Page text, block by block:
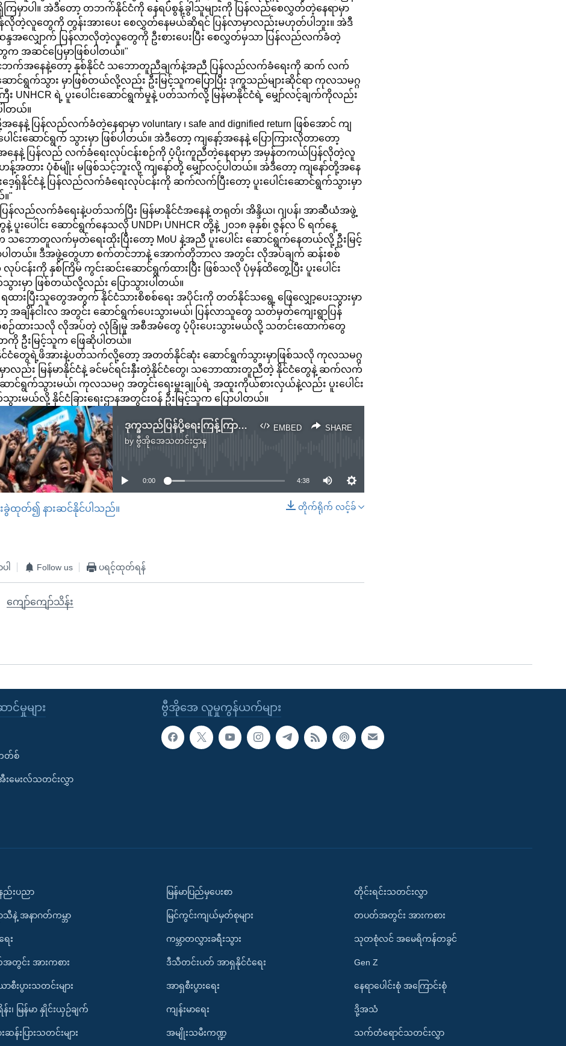
ြမှာပါ။ အဲဒီတော့ တဘက်နိုင်ငံကို နေရပ်စွန့်ခွါသူများကို ပြန်လည်စေလွှတ်တဲ့နေရာမှာ
န်လိုတဲ့လူတွေကို တွန်းအားပေး စေလွှတ်နေမယ်ဆိုရင် ပြန်လာမှာလည်းမဟုတ်ပါဘူး။ အဲဒီ
န္ဒအလျှောက် ပြန်လာလိုတဲ့လူတွေကို ဦးစားပေးပြီး စေလွှတ်မှသာ ပြန်လည်လက်ခံတဲ့
က အဆင်ပြေမှာဖြစ်ပါတယ်။"
င်ငံဘက်အနေနဲ့တော့ နှစ်နိုင်ငံ သဘောတူညီချက်နဲ့အညီ ပြန်လည်လက်ခံရေးကို ဆက် လက်
ဆောင်ရွက်သွား မှာဖြစ်တယ်လို့လည်း ဦးမြင့်သူကပြောပြီး ဒုက္ခသည်များဆိုင်ရာ ကုလသမဂ္ဂ
ြီး UNHCR ရဲ့ ပူးပေါင်းဆောင်ရွက်မှုနဲ့ ပတ်သက်လို့ မြန်မာနိုင်ငံရဲ့ မျှော်လင့်ချက်ကိုလည်း
ါတယ်။
နေနဲ့ ပြန်လည်လက်ခံတဲ့နေရာမှာ voluntary ၊ safe and dignified return ဖြစ်အောင် ကျ
ေါင်းဆောင်ရွက် သွားမှာ ဖြစ်ပါတယ်။ အဲဒီတော့ ကျနော့်အနေနဲ့ ပြောကြားလိုတာတော့
အနေနဲ့ ပြန်လည် လက်ခံရေးလုပ်ငန်းစဉ်ကို ပံ့ပိုးကူညီတဲ့နေရာမှာ အမှန်တကယ်ပြန်လိုတဲ့လူ
အတား ပုံစံမျိုး မဖြစ်သင့်ဘူးလို့ ကျနော်တို့ မျှော်လင့်ပါတယ်။ အဲဒီတော့ ကျနော်တို့အနေ
ဒေ့ရှ်နိုင်ငံနဲ့ ပြန်လည်လက်ခံရေးလုပ်ငန်းကို ဆက်လက်ပြီးတော့ ပူးပေါင်းဆောင်ရွက်သွားမှာ
။"
ြန်လည်လက်ခံရေးနဲ့ပတ်သက်ပြီး မြန်မာနိုင်ငံအနေနဲ့ တရုတ်၊ အိန္ဒိယ၊ ဂျပန်၊ အာဆီယံအဖွဲ့
ပူးပေါင်း ဆောင်ရွက်နေသလို UNDP၊ UNHCR တို့နဲ့ ၂၀၁၈ ခုနှစ်၊ ဇွန်လ ၆ ရက်နေ့
ဘောတူလက်မှတ်ရေးထိုးပြီးတော့ MoU နဲ့အညီ ပူးပေါင်း ဆောင်ရွက်နေတယ်လို့ ဦးမြင့်
ပါတယ်။ ဒီအဖွဲ့တွေဟာ စက်တင်ဘာနဲ့ အောက်တိုဘာလ အတွင်း လိုအပ်ချက် ဆန်းစစ်
ငန်းကို နှစ်ကြိမ် ကွင်းဆင်းဆောင်ရွက်ထားပြီး ဖြစ်သလို ပုံမှန်ထိတွေ့ပြီး ပူးပေါင်း
ားမှာ ဖြစ်တယ်လို့လည်း ပြောသွားပါတယ်။
ရထားပြီးသူတွေအတွက် နိုင်ငံသားစိစစ်ရေး အပိုင်းကို တတ်နိုင်သရွေ့ ဖြေလျှော့ပေးသွားမှာ
ော့ အချိန်ငါးလ အတွင်း ဆောင်ရွက်ပေးသွားမယ်၊ ပြန်လာသူတွေ သတ်မှတ်ကျေးရွာပြန်
စဉ်ထားသလို လိုအပ်တဲ့ လုံခြုံမှု အစီအမံတွေ ပံ့ပိုးပေးသွားမယ်လို့ သတင်းထောက်တွေ
တာကို ဦးမြင့်သူက ဖြေဆိုပါတယ်။
င်ငံတွေရဲ့ဖိအားနဲ့ပတ်သက်လို့တော့ အတတ်နိုင်ဆုံး ဆောင်ရွက်သွားမှာဖြစ်သလို ကုလသမဂ္ဂ
မှာလည်း မြန်မာနိုင်ငံနဲ့ ခင်မင်ရင်းနှီးတဲ့နိုင်ငံတွေ၊ သဘောထားတူညီတဲ့ နိုင်ငံတွေနဲ့ ဆက်လက်
ဆောင်ရွက်သွားမယ်၊ ကုလသမဂ္ဂ အတွင်းရေးမှူးချုပ်ရဲ့ အထူးကိုယ်စားလှယ်နဲ့လည်း ပူးပေါင်း
ားမယ်လို့ နိုင်ငံခြားရေးဌာနအတွင်းဝန် ဦးမြင့်သူက ပြောပါတယ်။
EMBED SHARE
ဒုက္ခသည်ပြန်ပို့ရေးကြန့်ကြာမှု ဘင်္ဂလားဒေ့ရ်ှကို မြန်မာအပြစ်တင်
byဗွီအိုအေသတင်းဌာန
SHARE
No media source currently available
0:00 4:38
တိုက်ရိုက် လင့်ခ်
းခွဲထုတ်၍ နားဆင်နိုင်ပါသည်။
ါ Follow us ပရင့်ထုတ်ရန်
ကျော်ကျော်သိန်း
ဗွီအိုအေ လူမှုကွန်ယက်များ
င်မှုများ
တ်စ်
းမေးလ်သတင်းလွှာ
ည်းပညာ
သီနဲ့ အနာဂတ်ကမ္ဘာ
ေး
တွင်း အားကစား
းပွားသတင်းများ
၊ မြန်မာ နှိုင်းယှဉ်ချက်
းဆန်းပြားသတင်းများ
မြန်မာပြည်မှပေးစာ
မြင်ကွင်းကျယ်မှတ်စုများ
ကမ္ဘာတလွှားခရီးသွား
ဒီသီတင်းပတ် အာရှနိုင်ငံရေး
အာရှစီးပွားရေး
ကျန်းမာရေး
အမျိုးသမီးကဏ္ဍ
တိုင်းရင်းသတင်းလွှာ
တပတ်အတွင်း အားကစား
သုတစုံလင် အမေရိကန်တခွင်
Gen Z
နေရာပေါင်းစုံ အကြောင်းစုံ
ဒို့အသံ
သက်တံရောင်သတင်းလွှာ